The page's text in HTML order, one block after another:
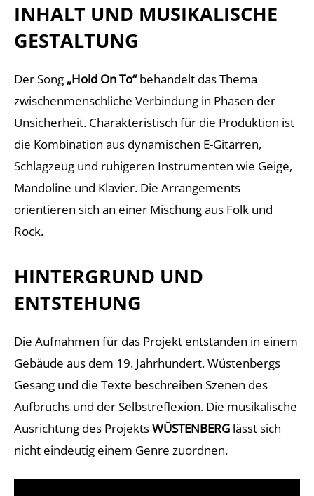
INHALT UND MUSIKALISCHE
GESTALTUNG
Der Song „Hold On To“behandelt das Thema
zwischenmenschliche Verbindung in Phasen der
Unsicherheit. Charakteristisch für die Produktion ist
die Kombination aus dynamischen E-Gitarren,
Schlagzeug und ruhigeren Instrumenten wie Geige,
Mandoline und Klavier. Die Arrangements
orientieren sich an einer Mischung aus Folk und
Rock.
HINTERGRUND UND
ENTSTEHUNG
Die Aufnahmen für das Projekt entstanden in einem
Gebäude aus dem 19. Jahrhundert. Wüstenbergs
Gesang und die Texte beschreiben Szenen des
Aufbruchs und der Selbstreflexion. Die musikalische
Ausrichtung des ProjektsWÜSTENBERG lässt sich
nicht eindeutig einem Genre zuordnen.